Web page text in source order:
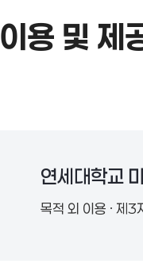
용 및 제
연세대학교
목적 외 이용 · 제